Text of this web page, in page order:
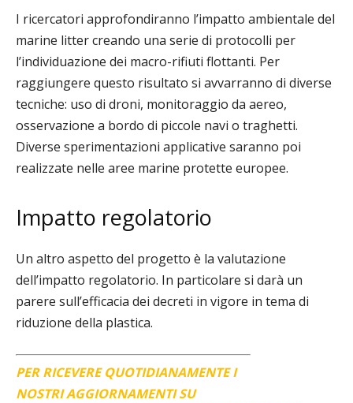
I ricercatori approfondiranno l’impatto ambientale del
marine litter creando una serie di protocolli per
l’individuazione dei macro-rifiuti flottanti. Per
raggiungere questo risultato si avvarranno di diverse
tecniche: uso di droni, monitoraggio da aereo,
osservazione a bordo di piccole navi o traghetti.
Diverse sperimentazioni applicative saranno poi
realizzate nelle aree marine protette europee.
Impatto regolatorio
Un altro aspetto del progetto è la valutazione
dell’impatto regolatorio. In particolare si darà un
parere sull’efficacia dei decreti in vigore in tema di
riduzione della plastica.
PER RICEVERE QUOTIDIANAMENTE I
NOSTRI AGGIORNAMENTI SU